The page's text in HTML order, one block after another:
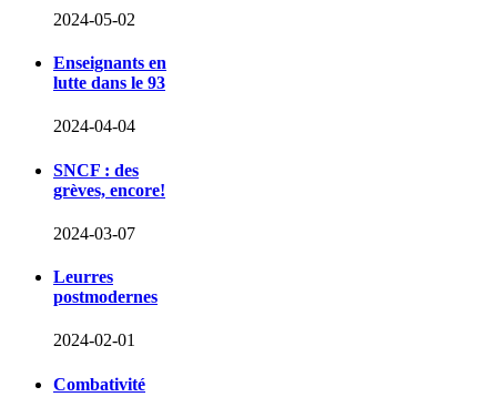
2024-05-02
Enseignants en
lutte dans le 93
2024-04-04
SNCF : des
grèves, encore!
2024-03-07
Leurres
postmodernes
2024-02-01
Combativité